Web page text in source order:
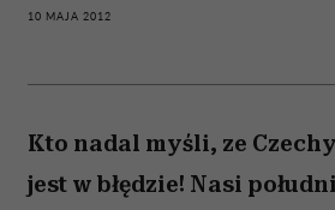
10 MAJA 2012
Kto nadal myśli, ze
jest w błędzie! Nasi